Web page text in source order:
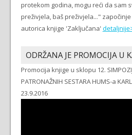
protekom godina, mogu reći da sam
preživjela, baš preživjela..."
autorica knjige 'Zaključana'
ODRŽANA JE PROMOCIJA U
Promocija knjige u sklopu 12.
PATRONAŽNIH SESTARA HUMS-a
23.9.2016